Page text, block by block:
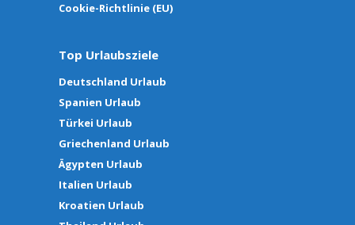
Cookie-Richtlinie (EU)
Top Urlaubsziele
Deutschland Urlaub
Spanien Urlaub
Türkei Urlaub
Griechenland Urlaub
Ägypten Urlaub
Italien Urlaub
Kroatien Urlaub